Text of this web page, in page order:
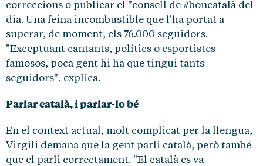
correccions o publicar el "consell de #boncatalà del
dia. Una feina incombustible que l'ha portat a
superar, de moment, els 76.000 seguidors.
"Exceptuant cantants, polítics o esportistes
famosos, poca gent hi ha que tingui tants
seguidors", explica.
Parlar català, i parlar-lo bé
En el context actual, molt complicat per la llengua,
Virgili demana que la gent parli català, però també
que el parli correctament. "El català es va